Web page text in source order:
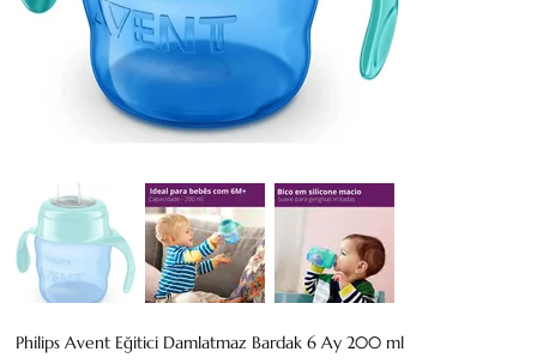
Philips Avent Eğitici Damlatmaz Bardak 6 Ay 200 ml